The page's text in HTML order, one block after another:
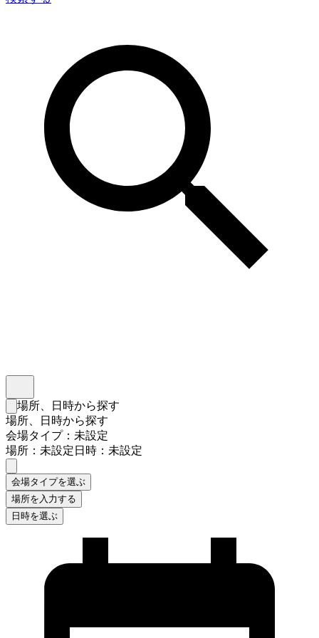
検索フォームを閉じる
場所、日時から探す
場所、日時から探す
会場タイプ：未設定
場所：未設定日時：未設定
会場タイプを選ぶ
場所を入力する
日時を選ぶ